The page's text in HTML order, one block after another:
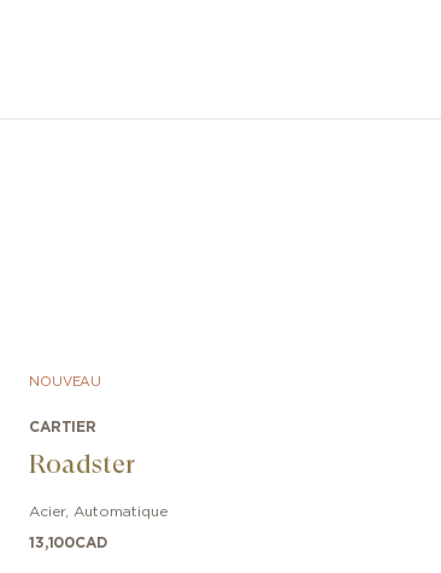
NOUVEAU
CARTIER
Roadster
Acier, Automatique
13,100CAD